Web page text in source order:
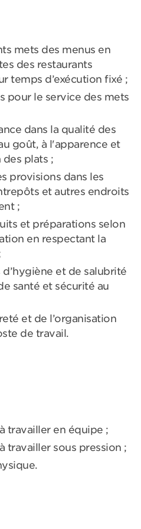
mets des menus en
des restaurants
temps d’exécution fixé ;
pour le service des mets
dans la qualité des
goût, à l'apparence et
des plats ;
provisions dans les
et autres endroits
;
et préparations selon
en respectant la
et de salubrité
santé et sécurité au
et de l’organisation
de travail.
travailler en équipe ;
travailler sous pression ;